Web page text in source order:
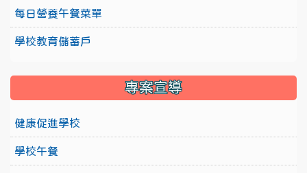
每日營養午餐菜單
學校教育儲蓄戶
專案宣導
健康促進學校
學校午餐